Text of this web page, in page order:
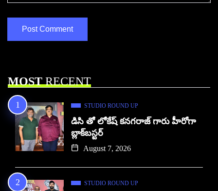
MOSTRECENT
STUDIO ROUND UP
డిసి తో లోకేష్ కనగరాజ్ గారు హీరోగా
బ్లాక్‌బస్టర్
August 7, 2026
STUDIO ROUND UP